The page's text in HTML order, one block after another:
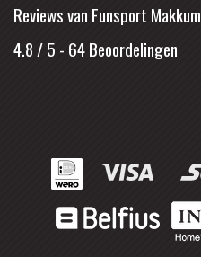
Reviews van Funsport Makkum
4.8 / 5 - 64Beoordelingen